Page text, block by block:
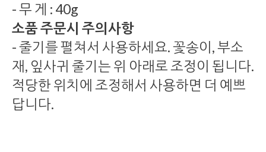
- 무 게 : 40g
소품 주문시 주의사항
- 줄기를 펼쳐서 사용하세요. 꽃송이, 부소
재, 잎사귀 줄기는 위 아래로 조정이 됩니다.
적당한 위치에 조정해서 사용하면 더 예쁘
답니다.